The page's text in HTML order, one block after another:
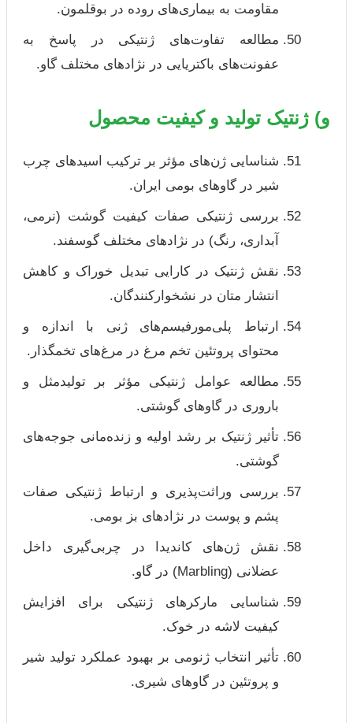
مقاومت به بیماری‌های روده در بوقلمون.
مطالعه تفاوت‌های ژنتیکی در پاسخ به
عفونت‌های باکتریایی در نژادهای مختلف گاو.
و) ژنتیک تولید و کیفیت محصول
شناسایی ژن‌های مؤثر بر ترکیب اسیدهای چرب
شیر در گاوهای بومی ایران.
بررسی ژنتیکی صفات کیفیت گوشت (نرمی،
آبداری، رنگ) در نژادهای مختلف گوسفند.
نقش ژنتیک در کارایی تبدیل خوراک و کاهش
انتشار متان در نشخوارکنندگان.
ارتباط پلی‌مورفیسم‌های ژنی با اندازه و
محتوای پروتئین تخم مرغ در مرغ‌های تخمگذار.
مطالعه عوامل ژنتیکی مؤثر بر تولیدمثل و
باروری در گاوهای گوشتی.
تأثیر ژنتیک بر رشد اولیه و زنده‌مانی جوجه‌های
گوشتی.
بررسی وراثت‌پذیری و ارتباط ژنتیکی صفات
پشم و پوست در نژادهای بز بومی.
نقش ژن‌های کاندیدا در چربی‌گیری داخل
عضلانی (Marbling) در گاو.
شناسایی مارکرهای ژنتیکی برای افزایش
کیفیت لاشه در خوک.
تأثیر انتخاب ژنومی بر بهبود عملکرد تولید شیر
و پروتئین در گاوهای شیری.